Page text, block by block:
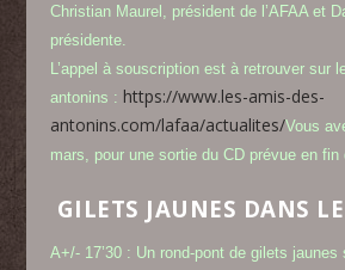
Christian Maurel, président de l’AFAA et
présidente.
L’appel à souscription est à retrouver sur
antonins : https://www.les-amis-des-
antonins.com/lafaa/actualites/Vous
mars, pour une sortie du CD prévue en fin
GILETS JAUNES DANS
A+/- 17’30 : Un rond-pont de gilets jaunes